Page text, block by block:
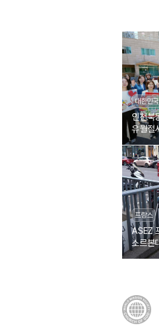
대한민국
인천북
유월절
제1895
프랑스
ASEZ
소르본
생미셸